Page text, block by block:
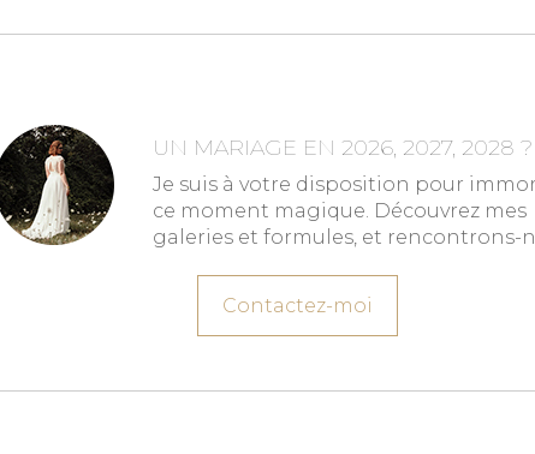
UN MARIAGE EN 2026, 2027, 2028 ?
Je suis à votre disposition pour
ce moment magique. Découvrez mes
galeries et formules, et rencontrons-
Contactez-moi